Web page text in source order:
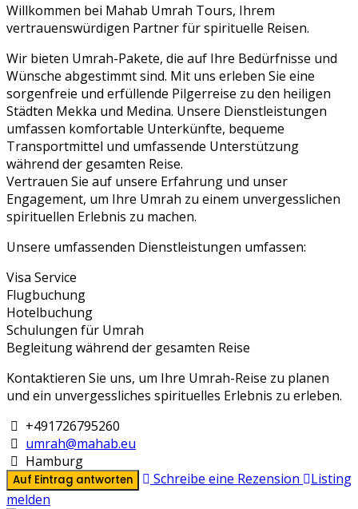
Willkommen bei Mahab Umrah Tours, Ihrem
vertrauenswürdigen Partner für spirituelle Reisen.
Wir bieten Umrah-Pakete, die auf Ihre Bedürfnisse und
Wünsche abgestimmt sind. Mit uns erleben Sie eine
sorgenfreie und erfüllende Pilgerreise zu den heiligen
Städten Mekka und Medina. Unsere Dienstleistungen
umfassen komfortable Unterkünfte, bequeme
Transportmittel und umfassende Unterstützung
während der gesamten Reise.
Vertrauen Sie auf unsere Erfahrung und unser
Engagement, um Ihre Umrah zu einem unvergesslichen
spirituellen Erlebnis zu machen.
Unsere umfassenden Dienstleistungen umfassen:
Visa Service
Flugbuchung
Hotelbuchung
Schulungen für Umrah
Begleitung während der gesamten Reise
Kontaktieren Sie uns, um Ihre Umrah-Reise zu planen
und ein unvergessliches spirituelles Erlebnis zu erleben.
+491726795260
umrah@mahab.eu
Hamburg
Auf Eintrag antworten Schreibe eine Rezension
Listing
melden